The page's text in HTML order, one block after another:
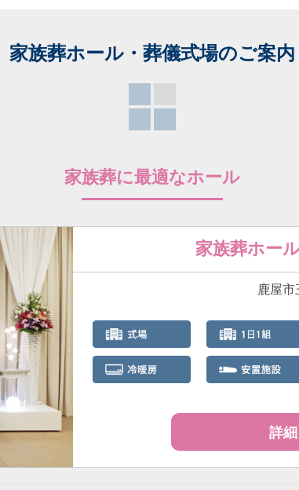
家族葬ホール・葬儀式場のご案内
家族葬に最適なホール
家族葬ホー
鹿屋市
詳